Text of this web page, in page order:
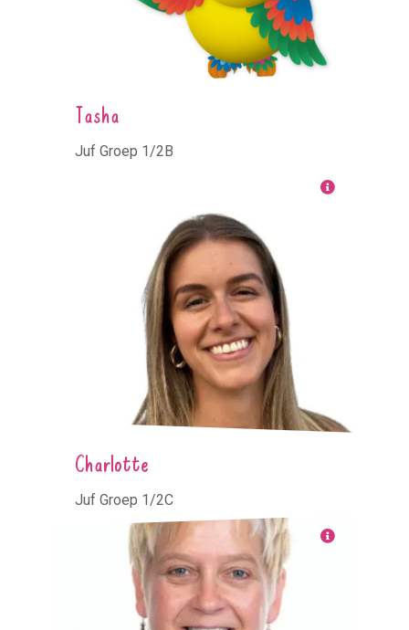
Tasha
Juf Groep 1/2B
Charlotte
Juf Groep 1/2C